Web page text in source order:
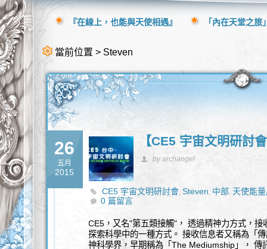
當前位置 > Steven
26
五月
2015
【CE5 宇宙文明研討
by archangel
CE5 宇宙文明研討會,Steven, 中部, 天使能
0 篇留言
CE5，又名"第五類接觸"， 透過精神力方式，
探索科學中的一種方式。 接收信息者又稱為「
神科學界，早期稱為「The Mediumship」， 傳
『在線上，也能與天使相遇』 「內在天堂之